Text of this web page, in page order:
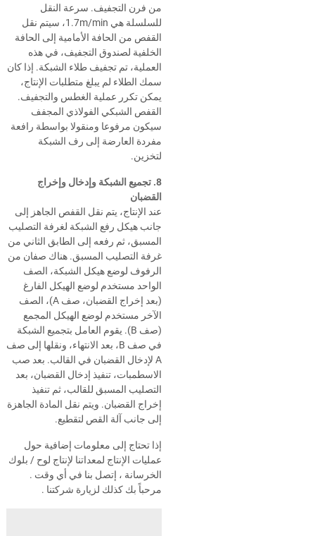
من فرن التجفيف. سرعة النقل
للسلسلة هي 1.7m/min، سيتم نقل
القفص من الحافة الأمامية إلى الحافة
الخلفية لصندوق التجفيف، في هذه
العملية، تم تجفيف طلاء الشبكة. إذا كان
سمك الطلاء لم يبلغ متطلبات الإنتاج،
يمكن تكرر عملية الغطس والتجفيف.
القفص الشبكي الفولاذي المجفف
سيكون مرفوعا ومنقولا بواسطة رافعة
مفردة العارضة إلى رف الشبكة
لتخزين.
8. تجميع الشبكة وإدخال وإخراج
القضبان
عند الإنتاج، يتم نقل القفص الجاهز إلى
جانب هيكل رفع الشبكة لغرفة التصليب
المسبق، ثم رفعه إلى الطابق الثاني من
غرفة التصليب المسبق. هناك صفان من
الرفوف لوضع هيكل الشبكة، الصف
الواحد مستخدم لوضع الهيكل الفارغ
(بعد إخراج القضبان، صف A)، الصف
الآخر مستخدم لوضع الهيكل المجمع
(صف B). يقوم العامل بتجميع الشبكة
في صف B، بعد الانتهاء، ونقلها إلى صف
A لإدخال القضبان في القالب. بعد صب
الاسطمبات، تنفيذ إدخال القضبان، بعد
التصليب المسبق للقالب، ثم تنفيذ
إخراج القضبان. ويتم نقل المادة الجاهزة
إلى جانب آلة القص لتقطيع.
إذا تحتاج إلى معلومات إضافية حول
عمليات الإنتاج لمعداتنا لإنتاج لوح / بلوك
الخرسانة ، إتصل بنا في أي وقت .
مرحباً بك كذلك لزيارة شركتنا .